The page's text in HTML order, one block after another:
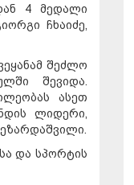
4 მედალი
ჩხაიძე,
შეძლო
შევიდა.
ასეთ
ლიდერი,
და სპორტის